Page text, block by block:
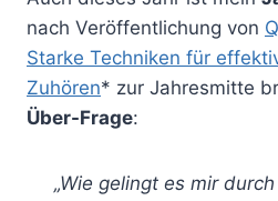
nach Veröffentlichung von
Starke Techniken für
Zuhören* zur Jahresmitte
Über-Frage:
„Wie gelingt es mir